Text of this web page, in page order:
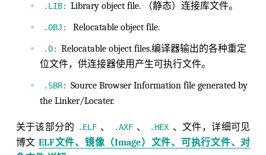
.LIB: Library object file. （静态）连接库文件。
.OBJ: Relocatable object file.
.O: Relocatable object files.编译器输出的各种重定
位文件，供连接器使用产生可执行文件。
.SBR: Source Browser Information file generated by
the Linker/Locater.
关于该部分的 .ELF 、 .AXF 、 .HEX 、文件，详细可见
博文 ELF文件、镜像（Image）文件、可执行文件、对